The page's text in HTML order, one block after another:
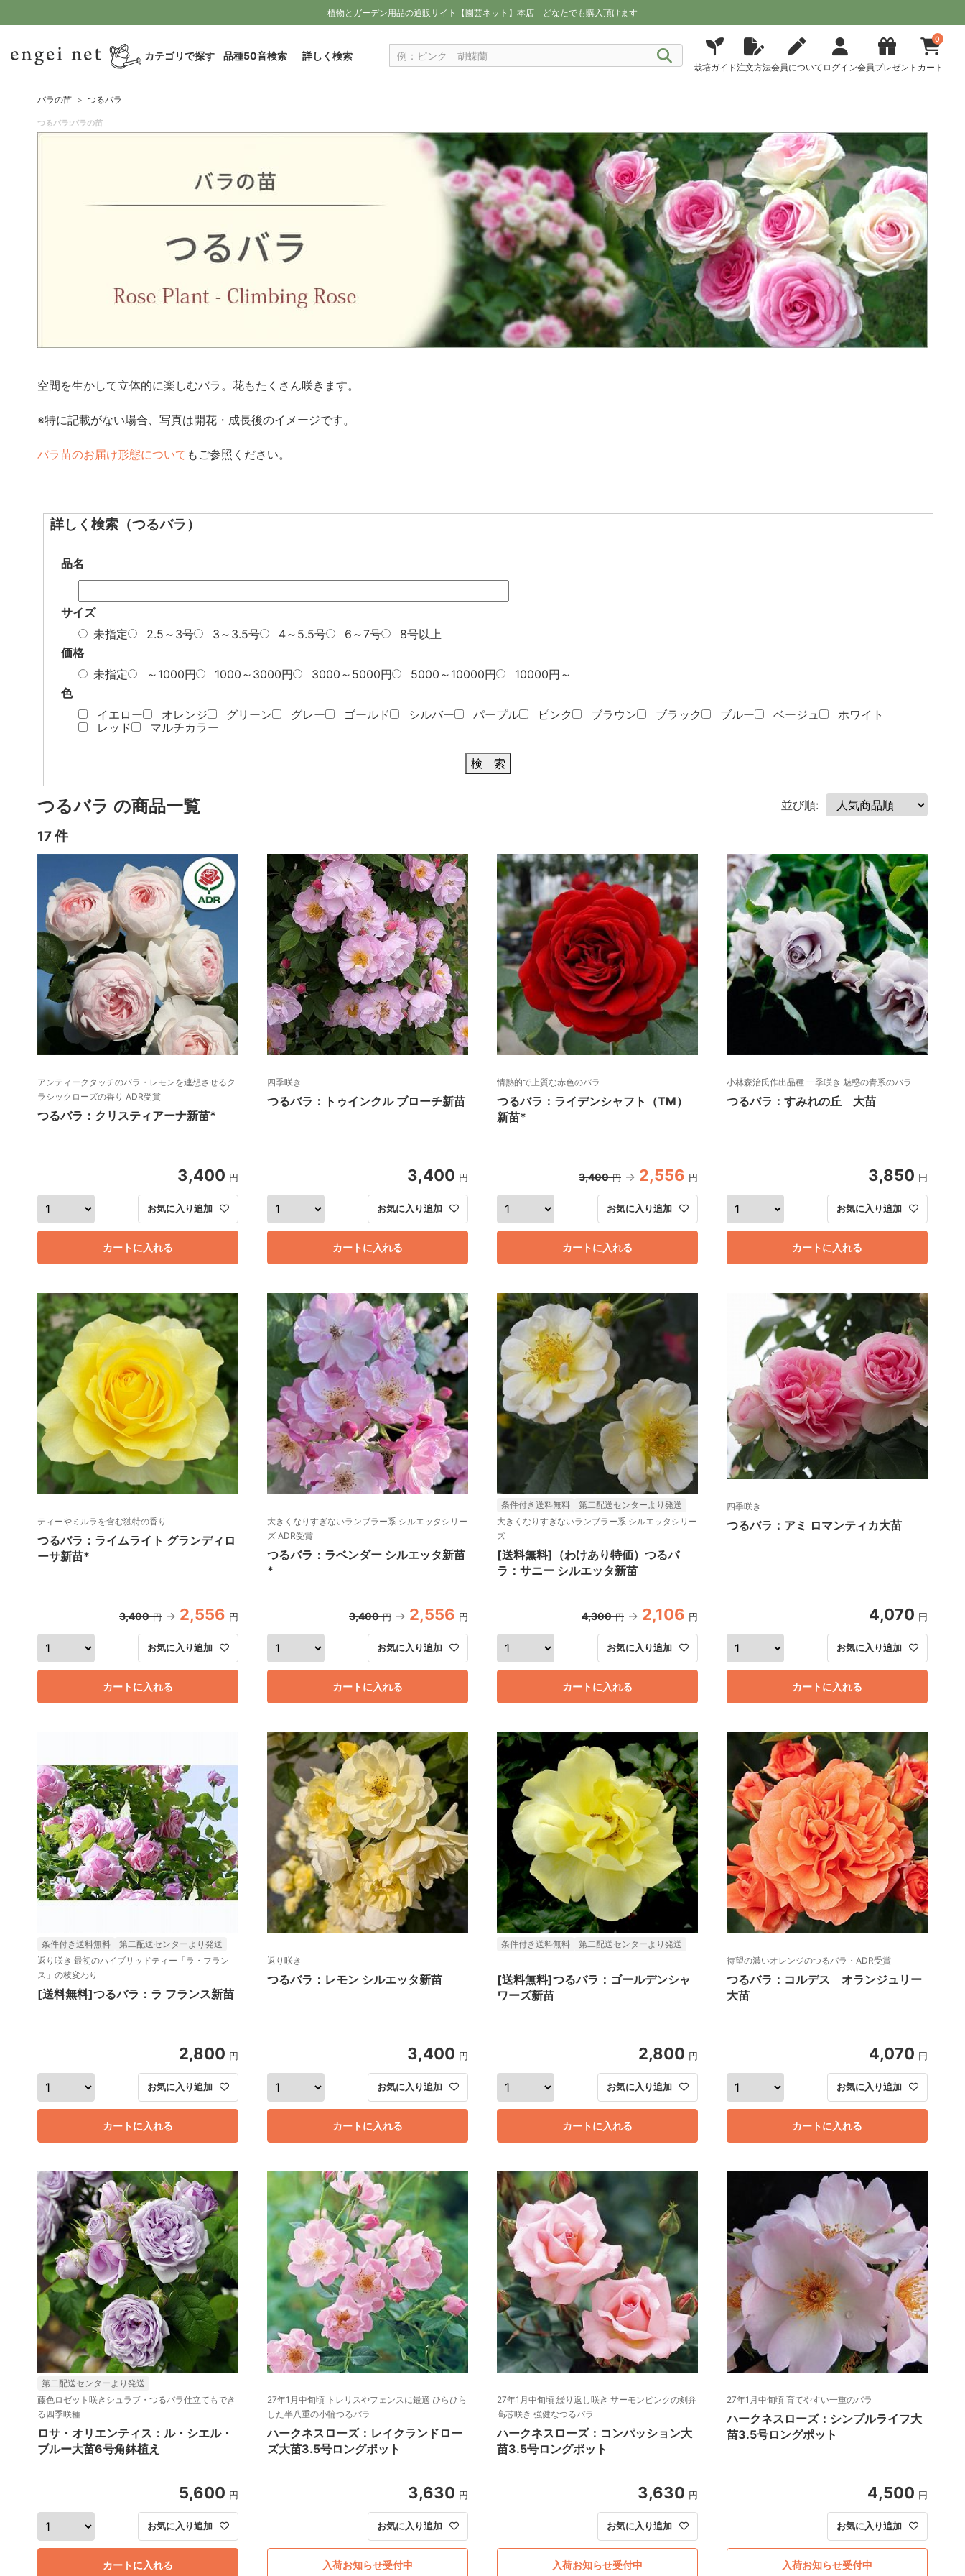
植物とガーデン用品の通販サイト【園芸ネット】本店 どなたでも購入頂けます
カテゴリで探す 品種50音検索 詳しく検索
栽培ガイド注文方法会員について ログイン会員プレゼント
0
カート
バラの苗 つるバラ
つるバラ:バラの苗
空間を生かして立体的に楽しむバラ。花もたくさん咲きます。
※特に記載がない場合、写真は開花・成長後のイメージです。
バラ苗のお届け形態について もご参照ください。
詳しく検索（つるバラ）
品名
サイズ
未指定
2.5～3号 3～3.5号 4～5.5号 6～7号
8号以上
価格
未指定
～1000円 1000～3000円 3000～5000円 5000～10000円
10000円～
色
イエロー
オレンジ グリーン グレー ゴールド シルバー パープル ピンク ブラウン ブラック ブルー ベージュ
ホワイト
レッド
マルチカラー
検 索
つるバラ の商品一覧 並び順:
17 件
アンティークタッチのバラ・レモンを連想させるク
ラシックローズの香り ADR受賞
つるバラ：クリスティアーナ新苗*
3,400 円
カートに入れる
お気に入り追加
四季咲き
つるバラ：トゥインクル ブローチ新苗
3,400 円
カートに入れる
お気に入り追加
情熱的で上質な赤色のバラ
つるバラ：ライデンシャフト（TM）
新苗*
3,400 円 2,556 円
カートに入れる
お気に入り追加
小林森治氏作出品種 一季咲き 魅惑の青系のバラ
つるバラ：すみれの丘 大苗
3,850 円
カートに入れる
お気に入り追加
ティーやミルラを含む独特の香り
つるバラ：ライムライト グランディロ
ーサ新苗*
3,400 円 2,556 円
カートに入れる
お気に入り追加
大きくなりすぎないランブラー系 シルエッタシリー
ズ ADR受賞
つるバラ：ラベンダー シルエッタ新苗
*
3,400 円 2,556 円
カートに入れる
お気に入り追加
条件付き送料無料
第二配送センターより発送
大きくなりすぎないランブラー系 シルエッタシリー
ズ
[送料無料]（わけあり特価）つるバ
ラ：サニー シルエッタ新苗
4,300 円 2,106 円
カートに入れる
お気に入り追加
四季咲き
つるバラ：アミ ロマンティカ大苗
4,070 円
カートに入れる
お気に入り追加
条件付き送料無料
第二配送センターより発送
返り咲き 最初のハイブリッドティー「ラ・フラン
ス」の枝変わり
[送料無料]つるバラ：ラ フランス新苗
2,800 円
カートに入れる
お気に入り追加
返り咲き
つるバラ：レモン シルエッタ新苗
3,400 円
カートに入れる
お気に入り追加
条件付き送料無料 第二配送センターより発送
[送料無料]つるバラ：ゴールデンシャ
ワーズ新苗
2,800 円
カートに入れる
お気に入り追加
待望の濃いオレンジのつるバラ・ADR受賞
つるバラ：コルデス オランジュリー
大苗
4,070 円
カートに入れる
お気に入り追加
第二配送センターより発送
藤色ロゼット咲きシュラブ・つるバラ仕立てもでき
る四季咲種
ロサ・オリエンティス：ル・シエル・
ブルー大苗6号角鉢植え
5,600 円
カートに入れる
お気に入り追加
27年1月中旬頃 トレリスやフェンスに最適 ひらひら
した半八重の小輪つるバラ
ハークネスローズ：レイクランドロー
ズ大苗3.5号ロングポット
3,630 円
お気に入り追加
入荷お知らせ受付中
27年1月中旬頃 繰り返し咲き サーモンピンクの剣弁
高芯咲き 強健なつるバラ
ハークネスローズ：コンパッション大
苗3.5号ロングポット
3,630 円
お気に入り追加
入荷お知らせ受付中
27年1月中旬頃 育てやすい一重のバラ
ハークネスローズ：シンプルライフ大
苗3.5号ロングポット
4,500 円
お気に入り追加
入荷お知らせ受付中